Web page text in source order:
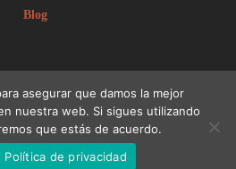
Blog
asegurar que damos la mejor
nuestra web. Si sigues utilizando
que estás de acuerdo.
Política de privacidad